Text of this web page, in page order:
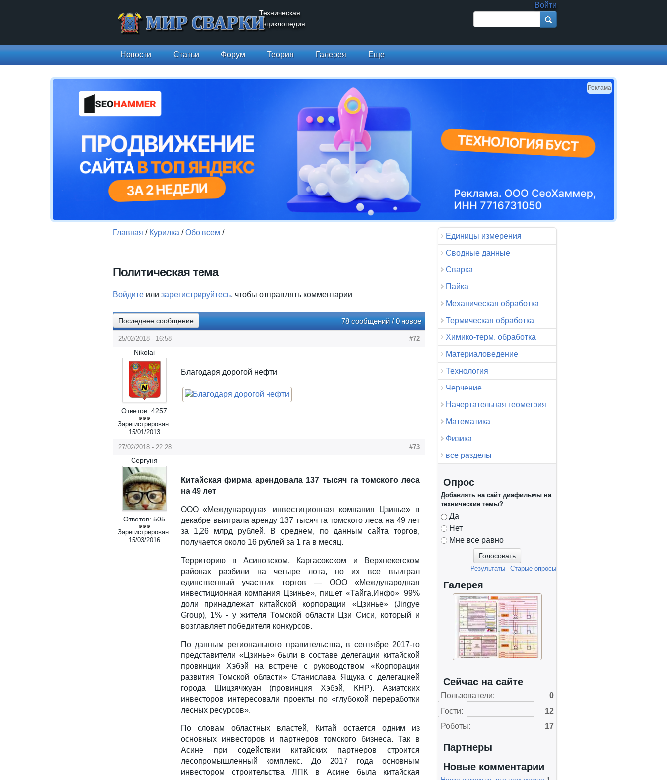
Техническая
энциклопедия
Войти
Форма поиска
Новости Статьи Форум Теория Галерея Еще
Реклама
Главная / Курилка /Обо всем /
Политическая тема
Войдите или зарегистрируйтесь, чтобы отправлять комментарии
Последнее сообщение 78 сообщений / 0 новое
25/02/2018 - 16:58 #72
Nikolai
Ответов: 4257
Зарегистрирован:
15/01/2013
Благодаря дорогой нефти
27/02/2018 - 22:28 #73
Сергуня
Ответов: 505
Зарегистрирован:
15/03/2016
Китайская фирма арендовала 137 тысяч га томского леса
на 49 лет
ООО «Международная инвестиционная компания Цзинье» в
декабре выиграла аренду 137 тысяч га томского леса на 49 лет
за 1,26 млрд рублей. В среднем, по данным сайта торгов,
получается около 16 рублей за 1 га в месяц.
Территорию в Асиновском, Каргасокском и Верхнекетском
районах разбили на четыре лота, но их все выиграл
единственный участник торгов — ООО «Международная
инвестиционная компания Цзинье», пишет «Тайга.Инфо». 99%
доли принадлежат китайской корпорации «Цзинье» (Jingye
Group), 1% - у жителя Томской области Цзи Сиси, который и
возглавляет победителя конкурсов.
По данным регионального правительства, в сентябре 2017-го
представители «Цзинье» были в составе делегации китайской
провинции Хэбэй на встрече с руководством «Корпорации
развития Томской области» Станислава Ящука с делегацией
города Шицзячжуан (провинция Хэбэй, КНР). Азиатских
инвесторов интересовали проекты по «глубокой переработки
лесных ресурсов».
По словам областных властей, Китай остается одним из
основных инвесторов и партнеров томского бизнеса. Так в
Асине при содействии китайских партнеров строится
лесопромышленный комплекс. До 2017 года основным
инвестором строительства ЛПК в Асине была китайская
Единицы измерения
Сводные данные
Сварка
Пайка
Механическая обработка
Термическая обработка
Химико-терм. обработка
Материаловедение
Технология
Черчение
Начертательная геометрия
Математика
Физика
все разделы
Опрос
Добавлять на сайт диафильмы на
технические темы?
Варианты
Да
Нет
Мне все равно
Старые опросы
Результаты
Галерея
Сейчас на сайте
Пользователи:
0
Гости:
12
Роботы:
17
Партнеры
Новые комментарии